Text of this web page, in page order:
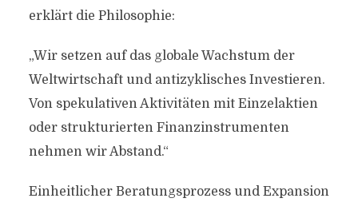
erklärt die Philosophie:
„Wir setzen auf das globale Wachstum der
Weltwirtschaft und antizyklisches Investieren.
Von spekulativen Aktivitäten mit Einzelaktien
oder strukturierten Finanzinstrumenten
nehmen wir Abstand.“
Einheitlicher Beratungsprozess und Expansion